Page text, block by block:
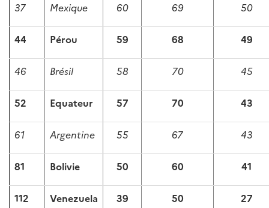
37 Mexique 60 69 50
44 Pérou 59 68 49
46 Brésil 58 70 45
52 Equateur 57 70 43
61 Argentine 55 67 43
81 Bolivie 50 60 41
112 Venezuela 39 50 27